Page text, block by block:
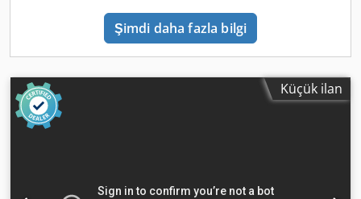
Şimdi daha fazla bilgi
Küçük ilan